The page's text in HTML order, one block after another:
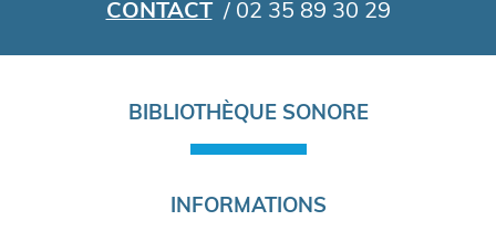
CONTACT / 02 35 89 30 29
BIBLIOTHÈQUE SONORE
INFORMATIONS